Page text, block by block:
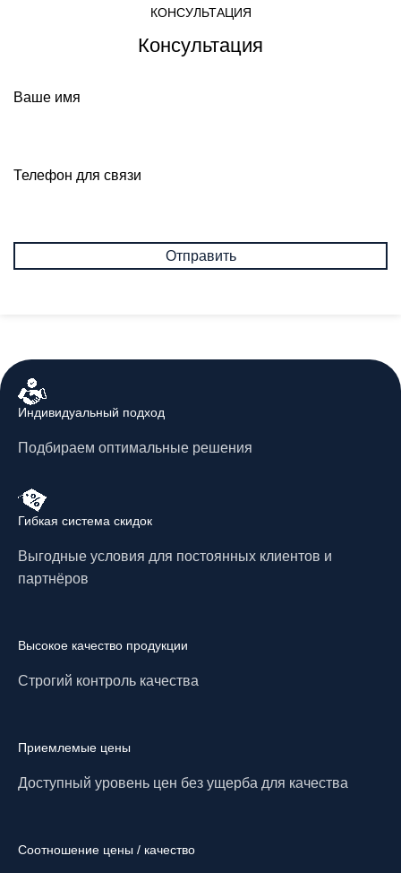
КОНСУЛЬТАЦИЯ
Консультация
Ваше имя
Телефон для связи
Индивидуальный подход
Подбираем оптимальные решения
Гибкая система скидок
Выгодные условия для постоянных клиентов и
партнёров
Высокое качество продукции
Строгий контроль качества
Приемлемые цены
Доступный уровень цен без ущерба для качества
Соотношение цены / качество